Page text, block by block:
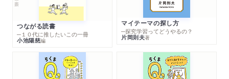
つながる読書
─１０代に推したいこの一冊
小池陽慈編
マイテーマの探し方
─探究学習ってどうやるの？
片岡則夫著